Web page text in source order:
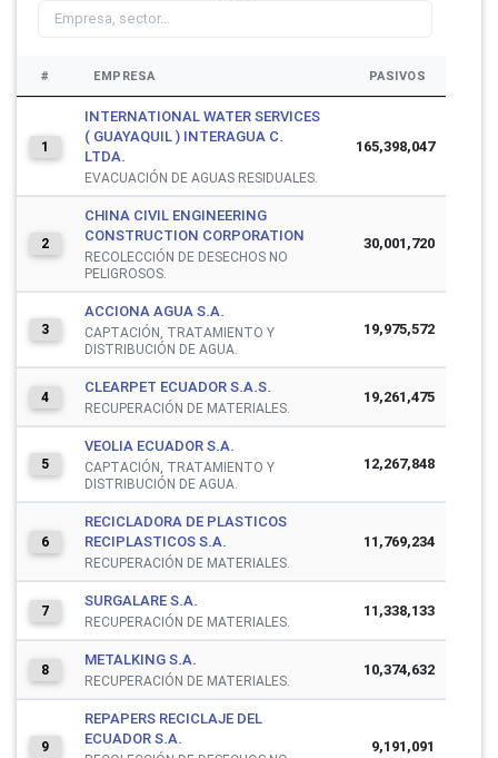
# EMPRESA PASIVOS
1
INTERNATIONAL WATER SERVICES
( GUAYAQUIL ) INTERAGUA C.
LTDA.
EVACUACIÓN DE AGUAS RESIDUALES.
165,398,047
2
CHINA CIVIL ENGINEERING
CONSTRUCTION CORPORATION
RECOLECCIÓN DE DESECHOS NO
PELIGROSOS.
30,001,720
3
ACCIONA AGUA S.A.
CAPTACIÓN, TRATAMIENTO Y
DISTRIBUCIÓN DE AGUA.
19,975,572
4
CLEARPET ECUADOR S.A.S.
RECUPERACIÓN DE MATERIALES.
19,261,475
5
VEOLIA ECUADOR S.A.
CAPTACIÓN, TRATAMIENTO Y
DISTRIBUCIÓN DE AGUA.
12,267,848
6
RECICLADORA DE PLASTICOS
RECIPLASTICOS S.A.
RECUPERACIÓN DE MATERIALES.
11,769,234
7
SURGALARE S.A.
RECUPERACIÓN DE MATERIALES.
11,338,133
8
METALKING S.A.
RECUPERACIÓN DE MATERIALES.
10,374,632
9
REPAPERS RECICLAJE DEL
ECUADOR S.A.
9,191,091